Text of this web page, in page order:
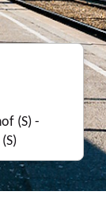
(S) -